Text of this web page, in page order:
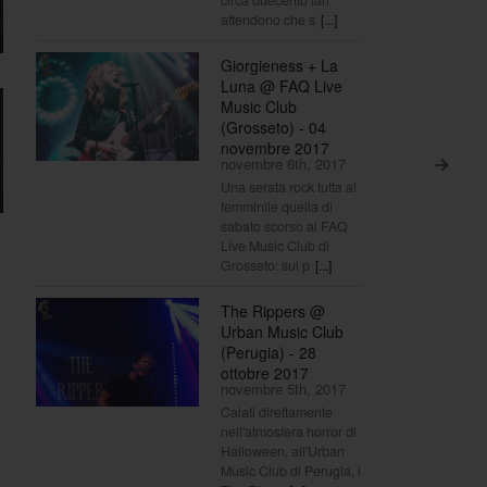
>
attendono che s [...]
Giorgieness + La
Luna @ FAQ Live
Music Club
(Grosseto) - 04
novembre 2017
novembre 6th, 2017
Una serata rock tutta al
femminile quella di
sabato scorso al FAQ
Live Music Club di
Grosseto: sul p [...]
The Rippers @
Urban Music Club
(Perugia) - 28
ottobre 2017
novembre 5th, 2017
Calati direttamente
nell'atmosfera horror di
Halloween, all'Urban
Music Club di Perugia, i